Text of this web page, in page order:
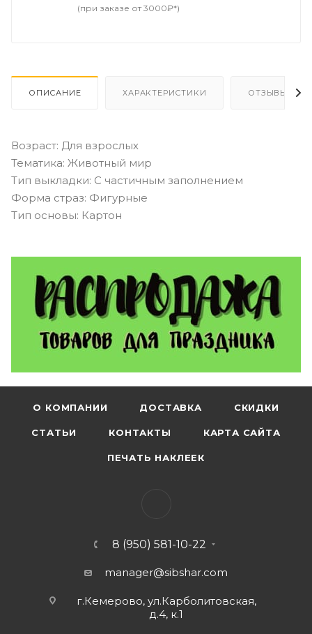
(при заказе от 3000₽*)
ОПИСАНИЕ ХАРАКТЕРИСТИКИ ОТЗЫВЫ
Возраст: Для взрослых
Тематика: Животный мир
Тип выкладки: С частичным заполнением
Форма страз: Фигурные
Тип основы: Картон
О КОМПАНИИ ДОСТАВКА СКИДКИ
СТАТЬИ КОНТАКТЫ КАРТА САЙТА
ПЕЧАТЬ НАКЛЕЕК
8 (950) 581-10-22
manager@sibshar.com
г.Кемерово, ул.Карболитовская,
д.4, к.1